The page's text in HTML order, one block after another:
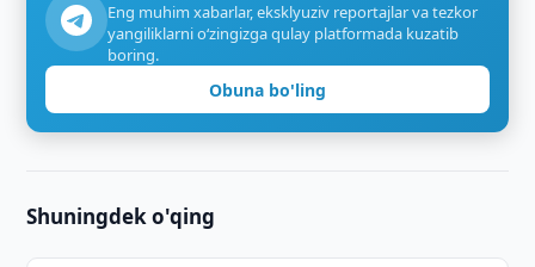
Eng muhim xabarlar, eksklyuziv reportajlar va tezkor
yangiliklarni o‘zingizga qulay platformada kuzatib
boring.
Obuna bo'ling
Shuningdek o'qing